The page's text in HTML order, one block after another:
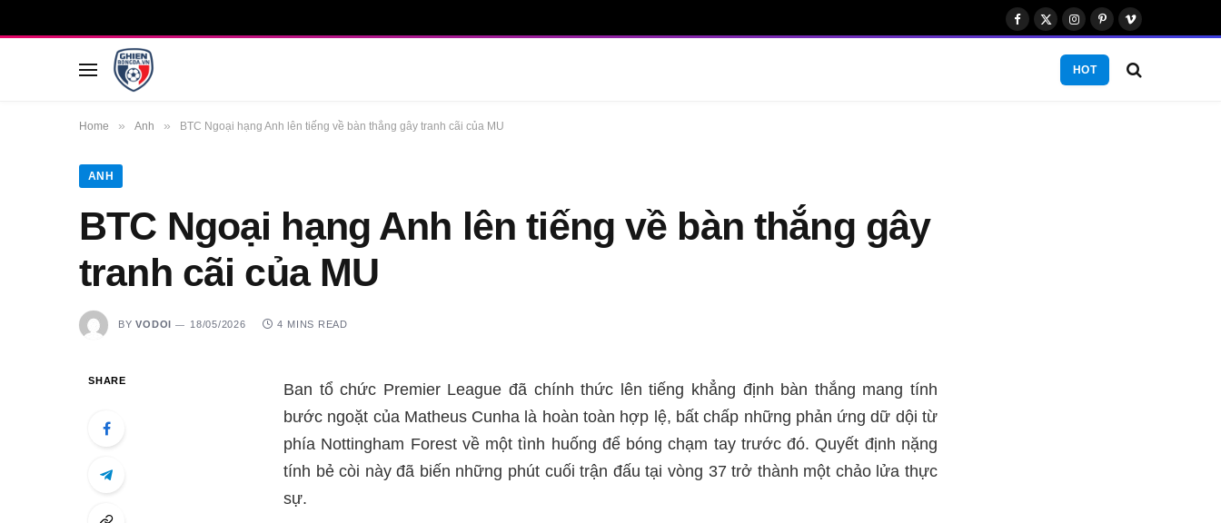
Facebook
X
Instagram
PinterestVimeo
HOT
Home » Anh » BTC Ngoại hạng Anh lên tiếng về bàn thắng gây tranh cãi của MU
ANH
BTC Ngoại hạng Anh lên tiếng về bàn thắng gây
tranh cãi của MU
BY VODOI 18/05/2026 4 MINS READ
SHARE
Ban tổ chức Premier League đã chính thức lên tiếng khẳng định bàn thắng mang tính
bước ngoặt của Matheus Cunha là hoàn toàn hợp lệ, bất chấp những phản ứng dữ dội từ
phía Nottingham Forest về một tình huống để bóng chạm tay trước đó. Quyết định nặng
tính bẻ còi này đã biến những phút cuối trận đấu tại vòng 37 trở thành một chảo lửa thực
sự.